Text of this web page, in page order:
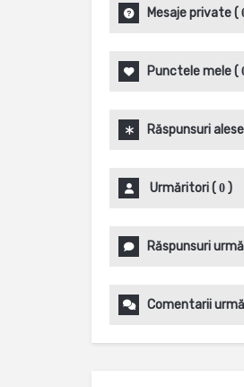
Mesaje private(
Punctele mele(
Răspunsuri alese
Urmăritori( 0 )
Răspunsuri
Comentarii